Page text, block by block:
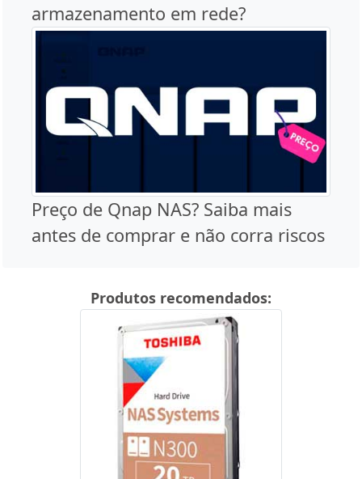
armazenamento em rede?
Preço de Qnap NAS? Saiba mais
antes de comprar e não corra riscos
Produtos recomendados: